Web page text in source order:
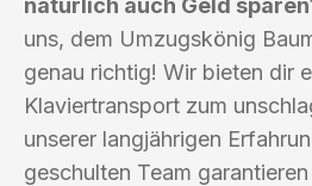
natürlich auch Geld
uns, dem Umzugskönig
genau richtig! Wir bieten dir
Klaviertransport zum
unserer langjährigen
geschulten Team